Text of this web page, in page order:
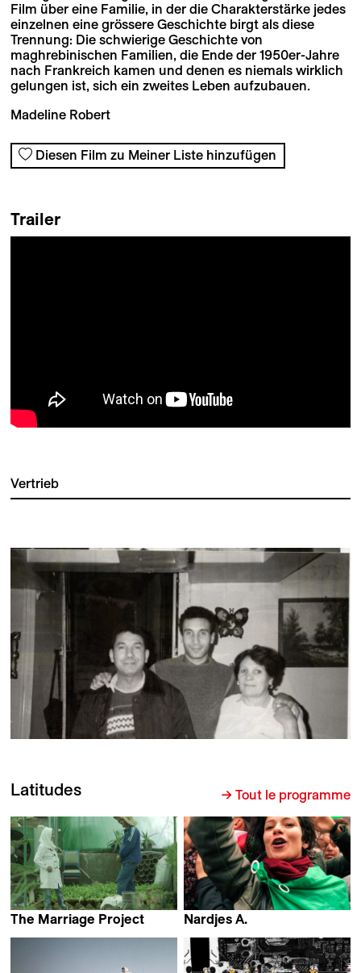
Film über eine Familie, in der die Charakterstärke jedes
einzelnen eine grössere Geschichte birgt als diese
Trennung: Die schwierige Geschichte von
maghrebinischen Familien, die Ende der 1950er-Jahre
nach Frankreich kamen und denen es niemals wirklich
gelungen ist, sich ein zweites Leben aufzubauen.
Madeline Robert
Diesen Film zu Meiner Liste hinzufügen
Trailer
Vertrieb
Latitudes → Tout le programme
The Marriage Project
Nardjes A.